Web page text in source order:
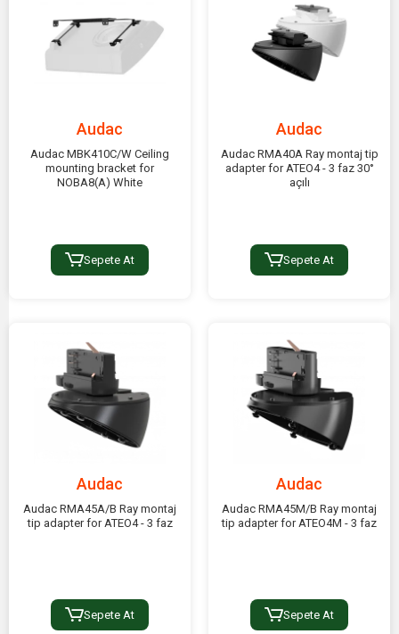
Audac
Audac MBK410C/W Ceiling
mounting bracket for
NOBA8(A) White
Sepete At
Audac
Audac RMA40A Ray montaj tip
adapter for ATEO4 - 3 faz 30°
açılı
Sepete At
Audac
Audac RMA45A/B Ray montaj
tip adapter for ATEO4 - 3 faz
Sepete At
Audac
Audac RMA45M/B Ray montaj
tip adapter for ATEO4M - 3 faz
Sepete At